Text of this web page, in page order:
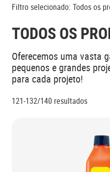
Filtro selecionado: Todos os
TODOS OS
Oferecemos uma vasta
pequenos e grandes
para cada projeto!
121-132/140 resultados